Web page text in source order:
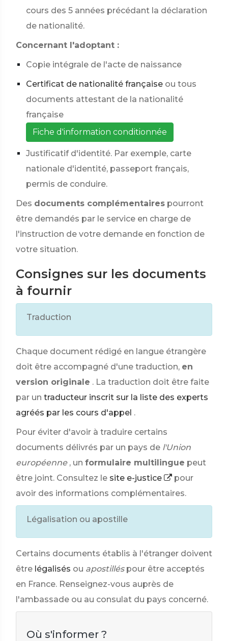
cours des 5 années précédant la déclaration
de nationalité.
Concernant l'adoptant :
Copie intégrale de l'acte de naissance
Certificat de nationalité française ou tous
documents attestant de la nationalité
française
Fiche d'information conditionnée
Justificatif d'identité. Par exemple, carte
nationale d'identité, passeport français,
permis de conduire.
Des documents complémentaires pourront
être demandés par le service en charge de
l'instruction de votre demande en fonction de
votre situation.
Consignes sur les documents
à fournir
Traduction
Chaque document rédigé en langue étrangère
doit être accompagné d'une traduction, en
version originale . La traduction doit être faite
par un traducteur inscrit sur la liste des experts
agréés par les cours d'appel .
Pour éviter d'avoir à traduire certains
documents délivrés par un pays de l'Union
européenne , un formulaire multilingue peut
être joint. Consultez le site e-justice
pour
avoir des informations complémentaires.
Légalisation ou apostille
Certains documents établis à l'étranger doivent
être légalisés ou apostillés pour être acceptés
en France. Renseignez-vous auprès de
l'ambassade ou au consulat du pays concerné.
Où s'informer ?